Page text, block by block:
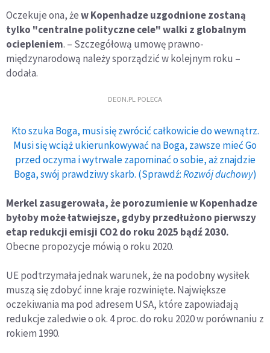
Oczekuje ona, żew Kopenhadze uzgodnione zostaną
tylko "centralne polityczne cele" walki z globalnym
ociepleniem. – Szczegółową umowę prawno-
międzynarodową należy sporządzić w kolejnym roku –
dodała.
DEON.PL POLECA
Kto szuka Boga, musi się zwrócić całkowicie do wewnątrz.
Musi się wciąż ukierunkowywać na Boga, zawsze mieć Go
przed oczyma i wytrwale zapominać o sobie, aż znajdzie
Boga, swój prawdziwy skarb. (Sprawdź:Rozwój duchowy)
Merkel zasugerowała, że porozumienie w Kopenhadze
byłoby może łatwiejsze, gdyby przedłużono pierwszy
etap redukcji emisji CO2 do roku 2025 bądź 2030.
Obecne propozycje mówią o roku 2020.
UE podtrzymała jednak warunek, że na podobny wysiłek
muszą się zdobyć inne kraje rozwinięte. Największe
oczekiwania ma pod adresem USA, które zapowiadają
redukcje zaledwie o ok. 4 proc. do roku 2020 w porównaniu z
rokiem 1990.